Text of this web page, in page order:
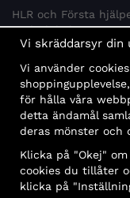
HLR och Första
Psykisk hälsa
Brandskydd
MÅLGRUPPER
Offentlig sektor och
Privatpersoner
Vi skräddarsyr din
Vi använder
för hålla våra
detta ändamål
deras mönster och
Klicka på "Okej"
cookies du tillåter
klicka på